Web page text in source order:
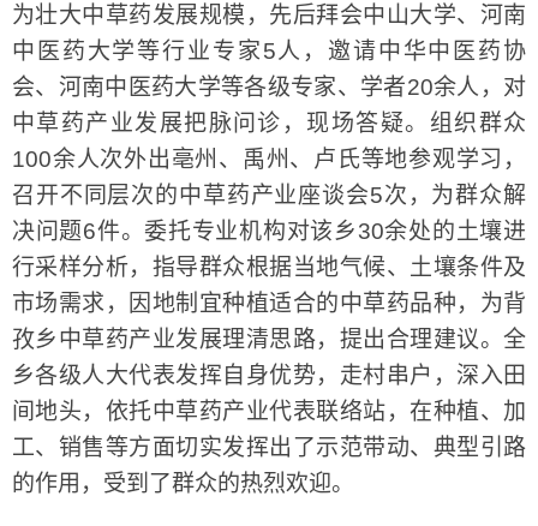
为壮大中草药发展规模，先后拜会中山大学、河南
中医药大学等行业专家5人，邀请中华中医药协
会、河南中医药大学等各级专家、学者20余人，对
中草药产业发展把脉问诊，现场答疑。组织群众
100余人次外出亳州、禹州、卢氏等地参观学习，
召开不同层次的中草药产业座谈会5次，为群众解
决问题6件。委托专业机构对该乡30余处的土壤进
行采样分析，指导群众根据当地气候、土壤条件及
市场需求，因地制宜种植适合的中草药品种，为背
孜乡中草药产业发展理清思路，提出合理建议。全
乡各级人大代表发挥自身优势，走村串户，深入田
间地头，依托中草药产业代表联络站，在种植、加
工、销售等方面切实发挥出了示范带动、典型引路
的作用，受到了群众的热烈欢迎。